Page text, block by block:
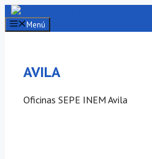
Saltar
al
contenido
Menú
AVILA
Oficinas SEPE INEM Avila